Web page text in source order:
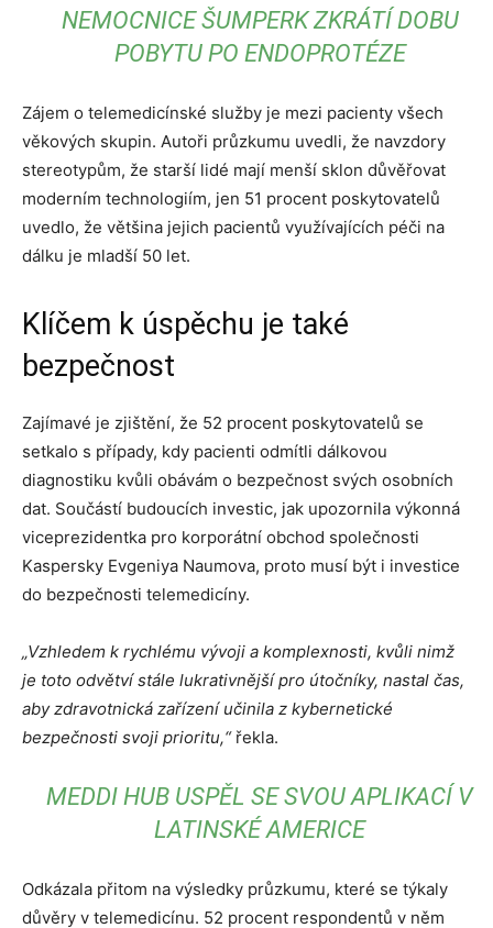
NEMOCNICE ŠUMPERK ZKRÁTÍ DOBU
POBYTU PO ENDOPROTÉZE
Zájem o telemedicínské služby je mezi pacienty všech
věkových skupin. Autoři průzkumu uvedli, že navzdory
stereotypům, že starší lidé mají menší sklon důvěřovat
moderním technologiím, jen 51 procent poskytovatelů
uvedlo, že většina jejich pacientů využívajících péči na
dálku je mladší 50 let.
Klíčem k úspěchu je také
bezpečnost
Zajímavé je zjištění, že 52 procent poskytovatelů se
setkalo s případy, kdy pacienti odmítli dálkovou
diagnostiku kvůli obávám o bezpečnost svých osobních
dat. Součástí budoucích investic, jak upozornila výkonná
viceprezidentka pro korporátní obchod společnosti
Kaspersky Evgeniya Naumova, proto musí být i investice
do bezpečnosti telemedicíny.
„Vzhledem k rychlému vývoji a komplexnosti, kvůli nimž
je toto odvětví stále lukrativnější pro útočníky, nastal čas,
aby zdravotnická zařízení učinila z kybernetické
bezpečnosti svoji prioritu,“ řekla.
MEDDI HUB USPĚL SE SVOU APLIKACÍ V
LATINSKÉ AMERICE
Odkázala přitom na výsledky průzkumu, které se týkaly
důvěry v telemedicínu. 52 procent respondentů v něm